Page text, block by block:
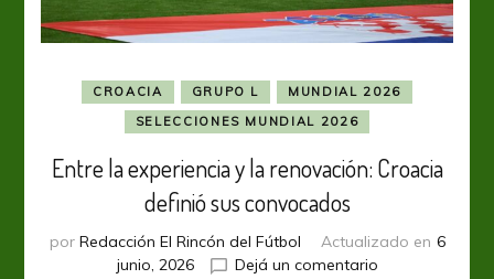
CROACIA GRUPO L
MUNDIAL 2026
SELECCIONES MUNDIAL 2026
Entre la experiencia y la renovación: Croacia
definió sus convocados
por Redacción El Rincón del Fútbol Actualizado en 6
junio, 2026
Dejá un comentarioen